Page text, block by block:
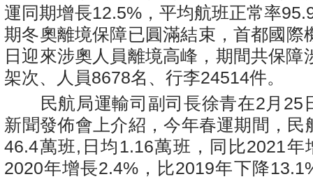
運同期增長12.5%，平均航班正常率
期冬奧離境保障已圓滿結束，首都國際
日迎來涉奧人員離境高峰，期間共保障
架次、人員8678名、行李24514件。
民航局運輸司副司長徐青在2月25
新聞發佈會上介紹，今年春運期間，民
46.4萬班,日均1.16萬班，同比2021年
2020年增長2.4%，比2019年下降